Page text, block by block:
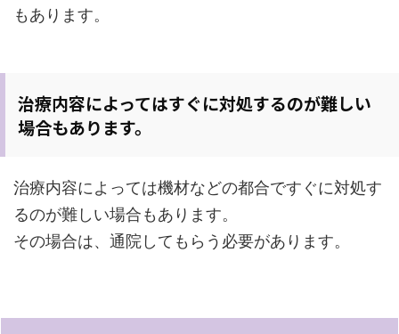
もあります。
治療内容によってはすぐに対処するのが難しい
場合もあります。
治療内容によっては機材などの都合ですぐに対処す
るのが難しい場合もあります。
その場合は、通院してもらう必要があります。